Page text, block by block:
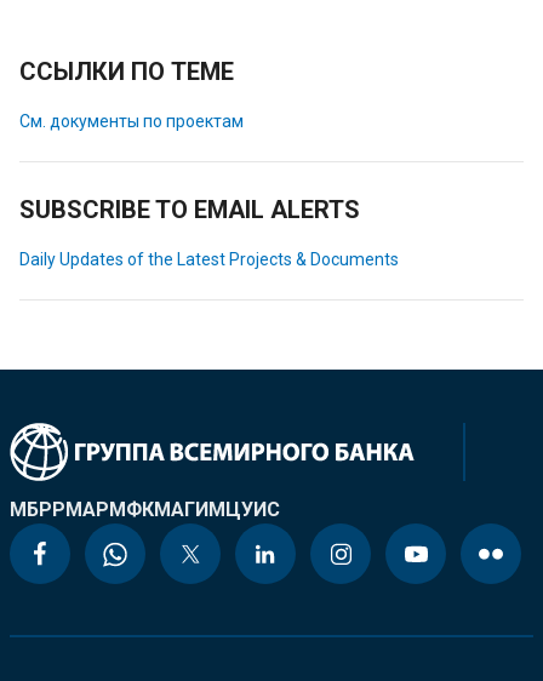
ССЫЛКИ ПО ТЕМЕ
См. документы по проектам
SUBSCRIBE TO EMAIL ALERTS
Daily Updates of the Latest Projects & Documents
МБРРМАРМФКМАГИМЦУИС